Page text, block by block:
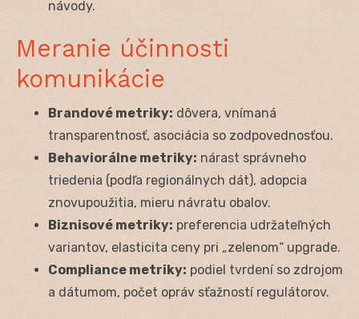
návody.
Meranie účinnosti
komunikácie
Brandové metriky: dôvera, vnímaná
transparentnosť, asociácia so zodpovednosťou.
Behaviorálne metriky: nárast správneho
triedenia (podľa regionálnych dát), adopcia
znovupoužitia, mieru návratu obalov.
Biznisové metriky: preferencia udržateľných
variantov, elasticita ceny pri „zelenom“ upgrade.
Compliance metriky: podiel tvrdení so zdrojom
a dátumom, počet opráv sťažností regulátorov.